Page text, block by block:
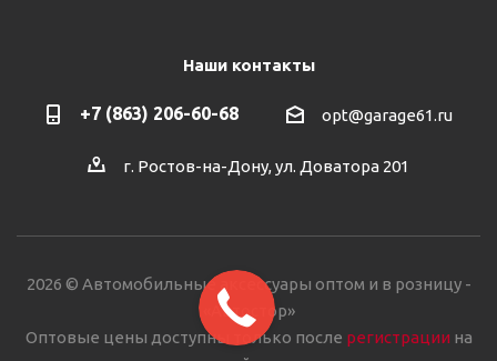
Наши контакты
+7 (863) 206-60-68 opt@garage61.ru
г. Ростов-на-Дону, ул. Доватора 201
2026 © Автомобильные аксессуары оптом и в розницу -
«Автостор»
Оптовые цены доступны только после регистрации на